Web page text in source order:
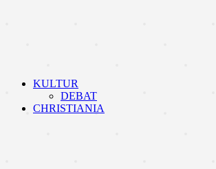
KULTUR
DEBAT
CHRISTIANIA